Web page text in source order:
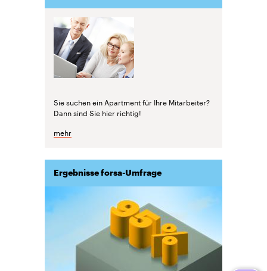
Sie suchen ein Apartment für Ihre Mitarbeiter?
Dann sind Sie hier richtig!
mehr
Ergebnisse forsa-Umfrage